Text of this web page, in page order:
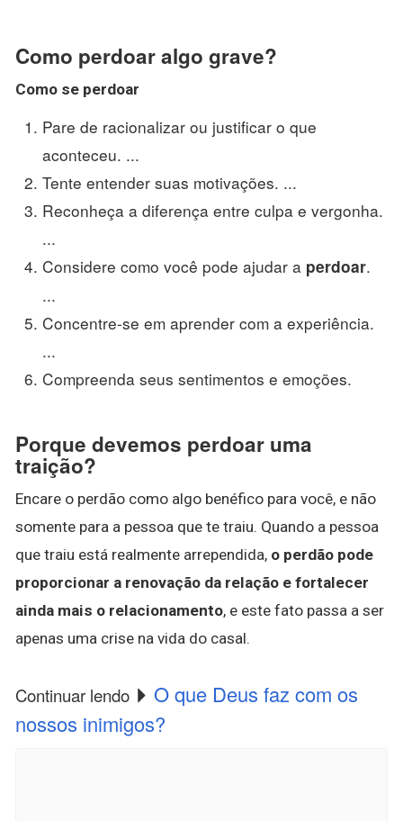
Como perdoar algo grave?
Como se perdoar
Pare de racionalizar ou justificar o que
aconteceu. ...
Tente entender suas motivações. ...
Reconheça a diferença entre culpa e vergonha.
...
Considere como você pode ajudar a perdoar.
...
Concentre-se em aprender com a experiência.
...
Compreenda seus sentimentos e emoções.
Porque devemos perdoar uma
traição?
Encare o perdão como algo benéfico para você, e não
somente para a pessoa que te traiu. Quando a pessoa
que traiu está realmente arrependida, o perdão pode
proporcionar a renovação da relação e fortalecer
ainda mais o relacionamento, e este fato passa a ser
apenas uma crise na vida do casal.
Continuar lendo
O que Deus faz com os
nossos inimigos?